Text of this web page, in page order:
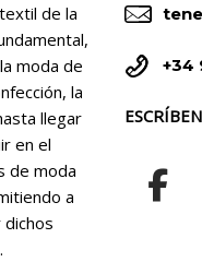
de la
moda de
la
llegar
en el
de moda
a



 +34